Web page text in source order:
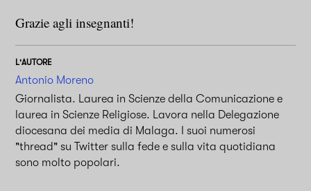
Grazie agli insegnanti!
L'AUTORE
Antonio Moreno
Giornalista. Laurea in Scienze della Comunicazione e
laurea in Scienze Religiose. Lavora nella Delegazione
diocesana dei media di Malaga. I suoi numerosi
"thread" su Twitter sulla fede e sulla vita quotidiana
sono molto popolari.